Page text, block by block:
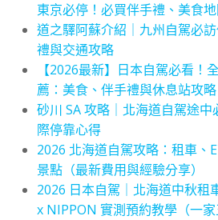
東京必停！必買伴手禮、美食
道之驛阿蘇介紹｜九州自駕必
禮與交通攻略
【2026最新】日本自駕必看！
薦：美食、伴手禮與休息站攻略
砂川 SA 攻略｜北海道自駕途
際停靠心得
2026 北海道自駕攻略：租車、
景點（最新費用與經驗分享）
2026 日本自駕｜北海道中秋租
x NIPPON 實測預約教學（一家